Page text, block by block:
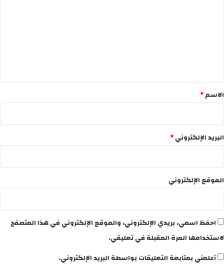
*
الاسم*
البريد الإلكتروني*
الموقع الإلكتروني
احفظ اسمي، بريدي الإلكتروني، والموقع الإلكتروني في هذا المتصفح
لاستخدامها المرة المقبلة في تعليقي.
أعلمني بمتابعة التعليقات بواسطة البريد الإلكتروني.